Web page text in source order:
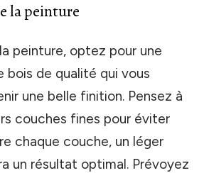
la peinture
peinture, optez pour une
bois de qualité qui vous
une belle finition. Pensez à
couches fines pour éviter
chaque couche, un léger
un résultat optimal. Prévoyez